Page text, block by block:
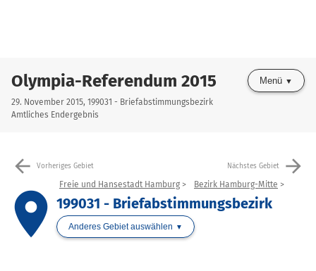
Olympia-Referendum 2015
29. November 2015, 199031 - Briefabstimmungsbezirk
Amtliches Endergebnis
Menü
arrow_back Vorheriges Gebiet Nächstes Gebiet arrow_forward
place
Freie und Hansestadt Hamburg Bezirk Hamburg-Mitte
199031 - Briefabstimmungsbezirk
Anderes Gebiet auswählen